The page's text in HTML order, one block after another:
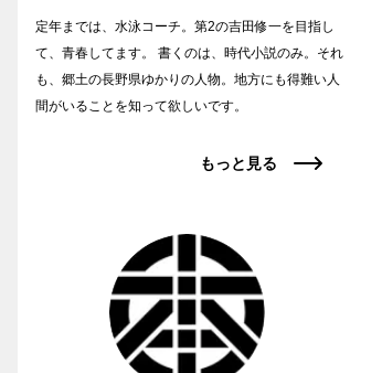
定年までは、水泳コーチ。第2の吉田修一を目指し
て、青春してます。 書くのは、時代小説のみ。それ
も、郷土の長野県ゆかりの人物。地方にも得難い人
間がいることを知って欲しいです。
もっと見る